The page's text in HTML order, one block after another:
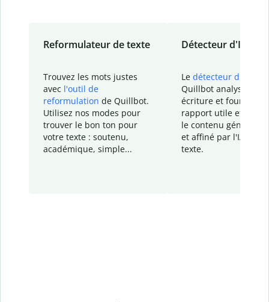
Reformulateur de texte
Trouvez les mots justes
avec l'outil de
reformulation de Quillbot.
Utilisez nos modes pour
trouver le bon ton pour
votre texte : soutenu,
académique, simple...
Détecteur d'IA
Le détecteur d'IA
Quillbot analyse votre
écriture et fournit un
rapport utile et
le contenu généré
et affiné par l'IA
texte.